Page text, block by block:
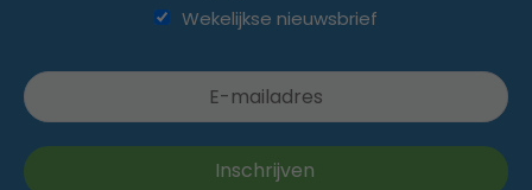
Wekelijkse nieuwsbrief